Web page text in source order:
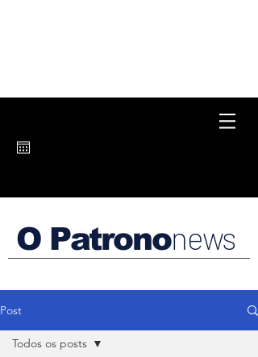
O Patrononews
Post
Todos os posts